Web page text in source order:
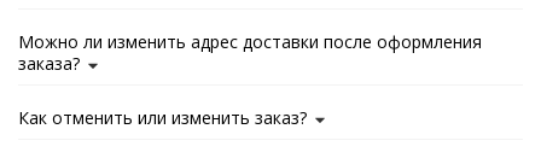
Можно ли изменить адрес доставки после оформления
заказа?
Как отменить или изменить заказ?